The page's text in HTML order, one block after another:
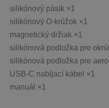
silikónový pásik ×1
silikónový O-krúžok ×1
magnetický držiak ×1
silikónová podložka pre
silikónová podložka pre
USB-C nabíjací kábel ×1
manuál ×1